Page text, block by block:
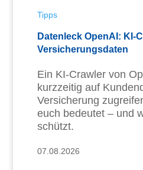
Tipps
Datenleck OpenAI: KI-
Versicherungsdaten
Ein KI-Crawler von
kurzzeitig auf
Versicherung
euch bedeutet – und
schützt.
07.08.2026